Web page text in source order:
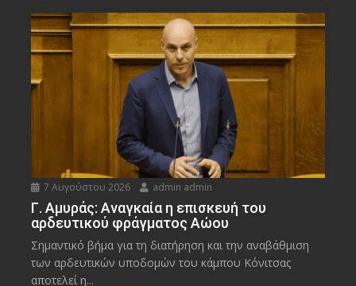
7 Αυγούστου 2026 admin admin
Γ. Αμυράς: Αναγκαία η επισκευή του
αρδευτικού φράγματος Αώου
Σημαντικό βήμα για τη διατήρηση και την αναβάθμιση
των αρδευτικών υποδομών του κάμπου Κόνιτσας
αποτελεί η...